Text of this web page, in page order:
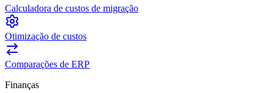
Calculadora de custos de migração
Otimização de custos
Comparações de ERP
Finanças